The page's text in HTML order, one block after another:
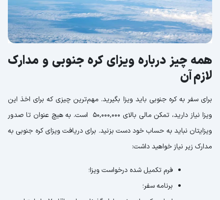
همه چیز درباره ویزای کره جنوبی و مدارک
لازم آن
برای سفر به کره جنوبی باید ویزا بگیرید. مهم‌ترین چیزی که برای اخذ این
ویزا نیاز دارید، تمکن مالی بالای 50,000,000 است. به هیچ عنوان تا صدور
ویزایتان نباید به حساب خود دست بزنید. برای دریافت ویزای کره جنوبی به
مدارک زیر نیاز خواهید داشت:
فرم تکمیل شده درخواست ویزا؛
برنامه سفر؛